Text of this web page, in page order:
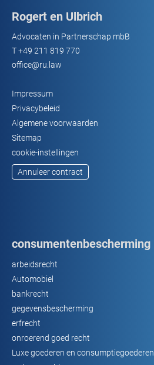
Rogert en Ulbrich
Advocaten in Partnerschap mbB
T+49 211 819 770
office@ru.law
Impressum
Privacybeleid
Algemene voorwaarden
Sitemap
cookie-instellingen
Annuleer contract
consumentenbescherming
arbeidsrecht
Automobiel
bankrecht
gegevensbescherming
erfrecht
onroerend goed recht
Luxe goederen en consumptiegoederen